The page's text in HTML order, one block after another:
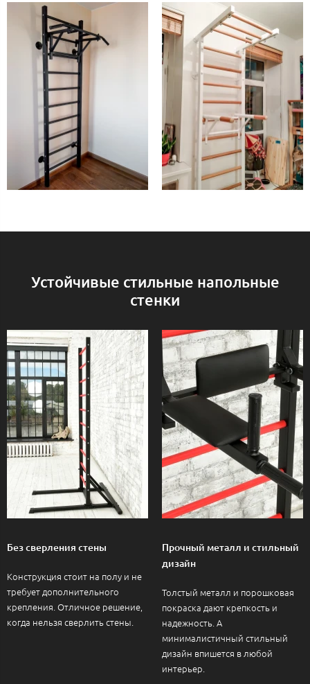
Устойчивые стильные напольные
стенки
Без сверления стены
Конструкция стоит на полу и не
требует дополнительного
крепления. Отличное решение,
когда нельзя сверлить стены.
Прочный металл и стильный
дизайн
Толстый металл и порошковая
покраска дают крепкость и
надежность. А
минималистичный стильный
дизайн впишется в любой
интерьер.